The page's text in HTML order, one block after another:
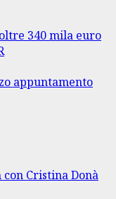
340 mila euro
appuntamento
Cristina Donà